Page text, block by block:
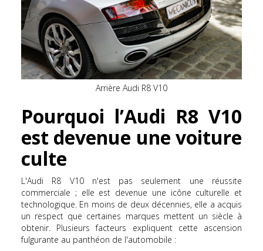
Arrière Audi R8 V10
Pourquoi l’Audi R8 V10
est devenue une voiture
culte
L'Audi R8 V10 n'est pas seulement une réussite
commerciale ; elle est devenue une icône culturelle et
technologique. En moins de deux décennies, elle a acquis
un respect que certaines marques mettent un siècle à
obtenir. Plusieurs facteurs expliquent cette ascension
fulgurante au panthéon de l'automobile :